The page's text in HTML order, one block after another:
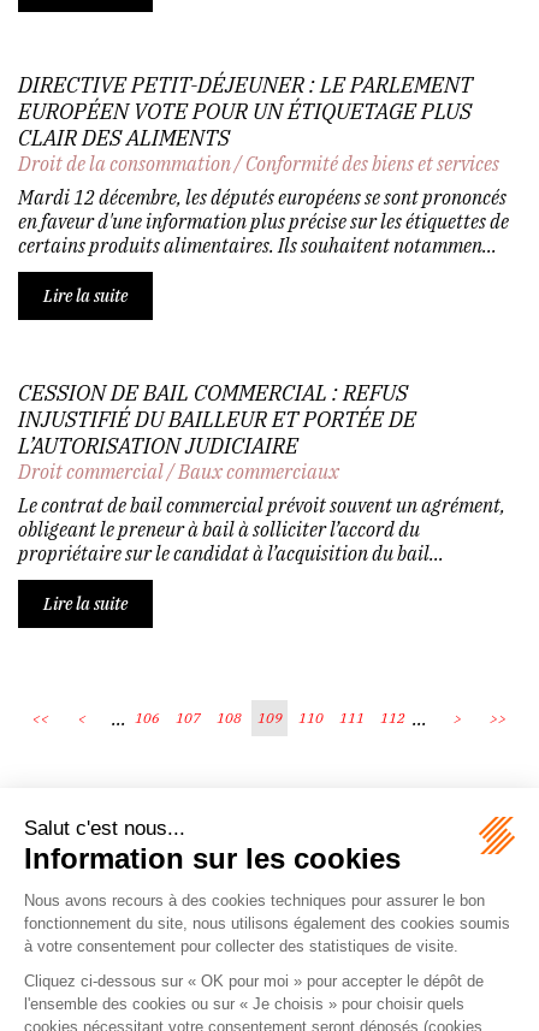
DIRECTIVE PETIT-DÉJEUNER : LE PARLEMENT
EUROPÉEN VOTE POUR UN ÉTIQUETAGE PLUS
CLAIR DES ALIMENTS
Droit de la consommation/Conformité des biens et services
Mardi 12 décembre, les députés européens se sont prononcés
en faveur d'une information plus précise sur les étiquettes de
certains produits alimentaires. Ils souhaitent notammen...
Lire la suite
CESSION DE BAIL COMMERCIAL : REFUS
INJUSTIFIÉ DU BAILLEUR ET PORTÉE DE
L’AUTORISATION JUDICIAIRE
Droit commercial/Baux commerciaux
Le contrat de bail commercial prévoit souvent un agrément,
obligeant le preneur à bail à solliciter l’accord du
propriétaire sur le candidat à l’acquisition du bail...
Lire la suite
<< < ... 106 107 108 109 110 111 112 ... > >>
Écosystème
Carrières
Honoraires
Contacts